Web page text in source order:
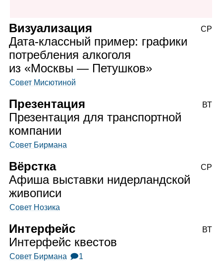
Визуализация
Дата‑классный пример: графики
потребления алкоголя
из «Москвы — Петушков»
Совет Мисютиной
СР
Презентация
Презентация для транспортной
компании
Совет Бирмана
ВТ
Вёрстка
Афиша выставки нидерландской
живописи
Совет Нозика
СР
Интерфейс
Интерфейс квестов
Совет Бирмана 🗩1
ВТ